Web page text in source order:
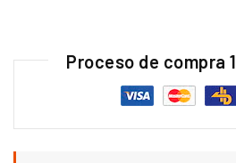
Proceso de compra